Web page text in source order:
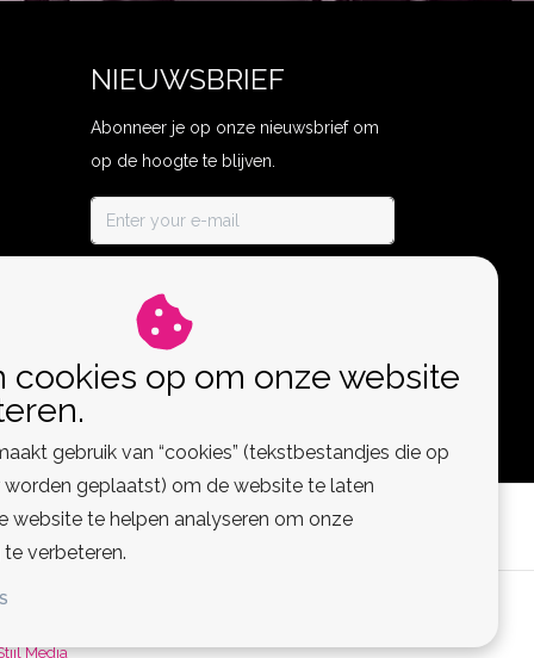
NIEUWSBRIEF
Abonneer je op onze nieuwsbrief om
op de hoogte te blijven.
Media
cookies op om onze website
gebruik van “cookies” (tekstbestandjes die op
geplaatst) om de website te laten
website te helpen analyseren om onze
verbeteren.